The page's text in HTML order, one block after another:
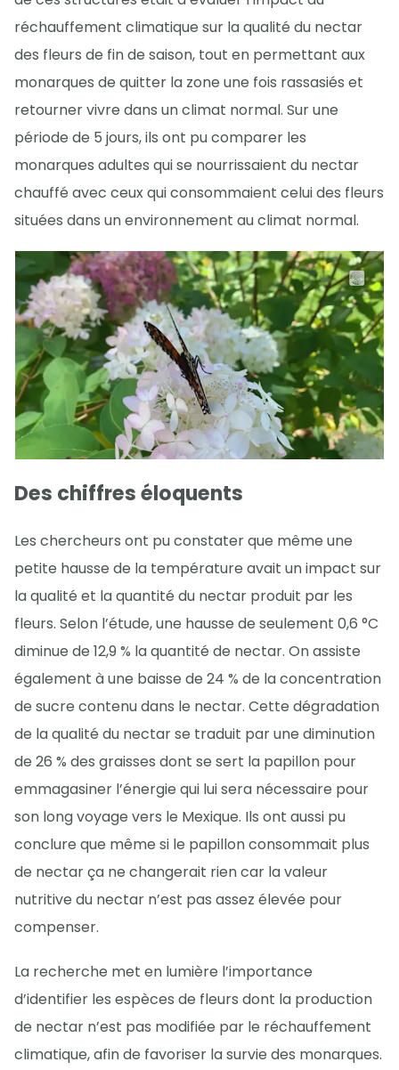
réchauffement climatique sur la qualité du nectar
des fleurs de fin de saison, tout en permettant aux
monarques de quitter la zone une fois rassasiés et
retourner vivre dans un climat normal. Sur une
période de 5 jours, ils ont pu comparer les
monarques adultes qui se nourrissaient du nectar
chauffé avec ceux qui consommaient celui des fleurs
situées dans un environnement au climat normal.
Des chiffres éloquents
Les chercheurs ont pu constater que même une
petite hausse de la température avait un impact sur
la qualité et la quantité du nectar produit par les
fleurs. Selon l’étude, une hausse de seulement 0,6 °C
diminue de 12,9 % la quantité de nectar. On assiste
également à une baisse de 24 % de la concentration
de sucre contenu dans le nectar. Cette dégradation
de la qualité du nectar se traduit par une diminution
de 26 % des graisses dont se sert la papillon pour
emmagasiner l’énergie qui lui sera nécessaire pour
son long voyage vers le Mexique. Ils ont aussi pu
conclure que même si le papillon consommait plus
de nectar ça ne changerait rien car la valeur
nutritive du nectar n’est pas assez élevée pour
compenser.
La recherche met en lumière l’importance
d’identifier les espèces de fleurs dont la production
de nectar n’est pas modifiée par le réchauffement
climatique, afin de favoriser la survie des monarques.